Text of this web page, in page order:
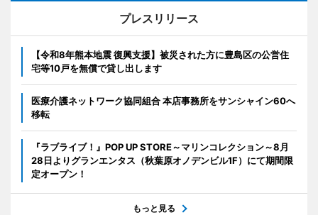
プレスリリース
【令和8年熊本地震 復興支援】被災された方に豊島区の公営住
宅等10戸を無償で貸し出します
医療介護ネットワーク協同組合 本店事務所をサンシャイン60へ
移転
『ラブライブ！』POP UP STORE～マリンコレクション～8月
28日よりグランエンタス（秋葉原オノデンビル1F）にて期間限
定オープン！
もっと見る